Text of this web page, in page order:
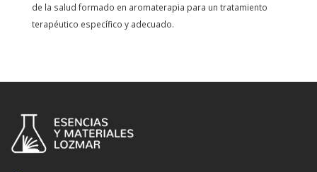
de la salud formado en aromaterapia para un tratamiento
terapéutico específico y adecuado.